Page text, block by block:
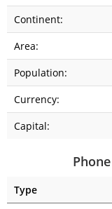
Continent:
Area:
Population:
Currency:
Capital:
Type